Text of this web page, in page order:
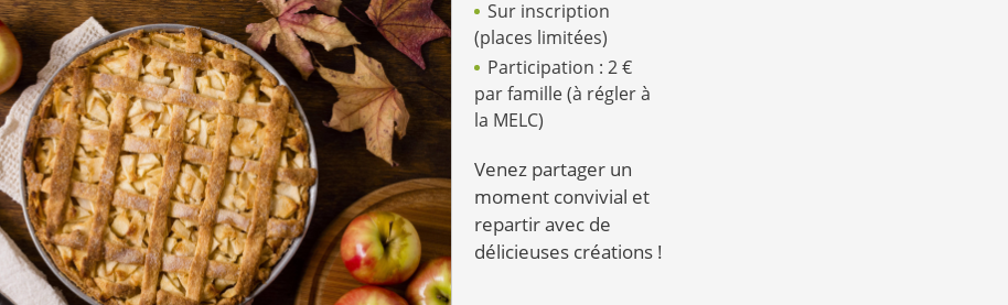
Sur inscription
(places limitées)
Participation : 2 €
par famille (à régler à
la MELC)
Venez partager un
moment convivial et
repartir avec de
délicieuses créations !